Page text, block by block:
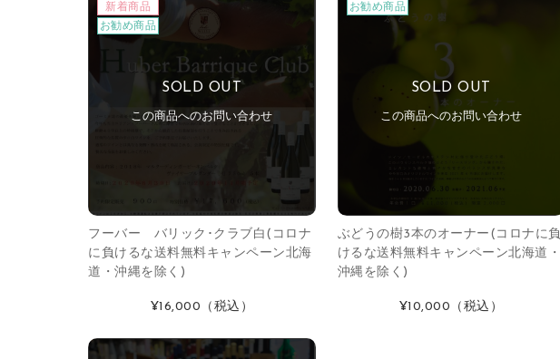
新着商品
お勧め商品
SOLD OUT
この商品へのお問い合わせ
フーバー バリック･クラブ白(コロナ
に負けるな送料無料キャンペーン北海
道・沖縄を除く)
¥16,000 （税込）
お勧め商品
SOLD OUT
この商品へのお問い合わせ
ぶどうの樹3本のオーナー(コロナに負
けるな送料無料キャンペーン北海道・
沖縄を除く)
¥10,000 （税込）